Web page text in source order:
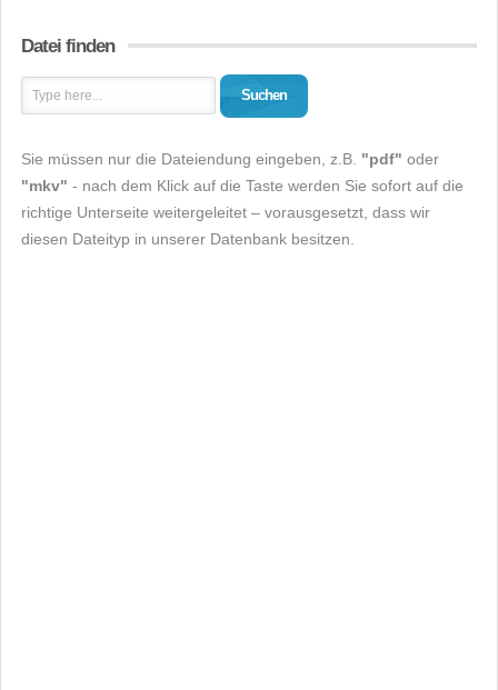
Datei finden
Suchen
Sie müssen nur die Dateiendung eingeben, z.B. "pdf" oder
"mkv" - nach dem Klick auf die Taste werden Sie sofort auf die
richtige Unterseite weitergeleitet – vorausgesetzt, dass wir
diesen Dateityp in unserer Datenbank besitzen.